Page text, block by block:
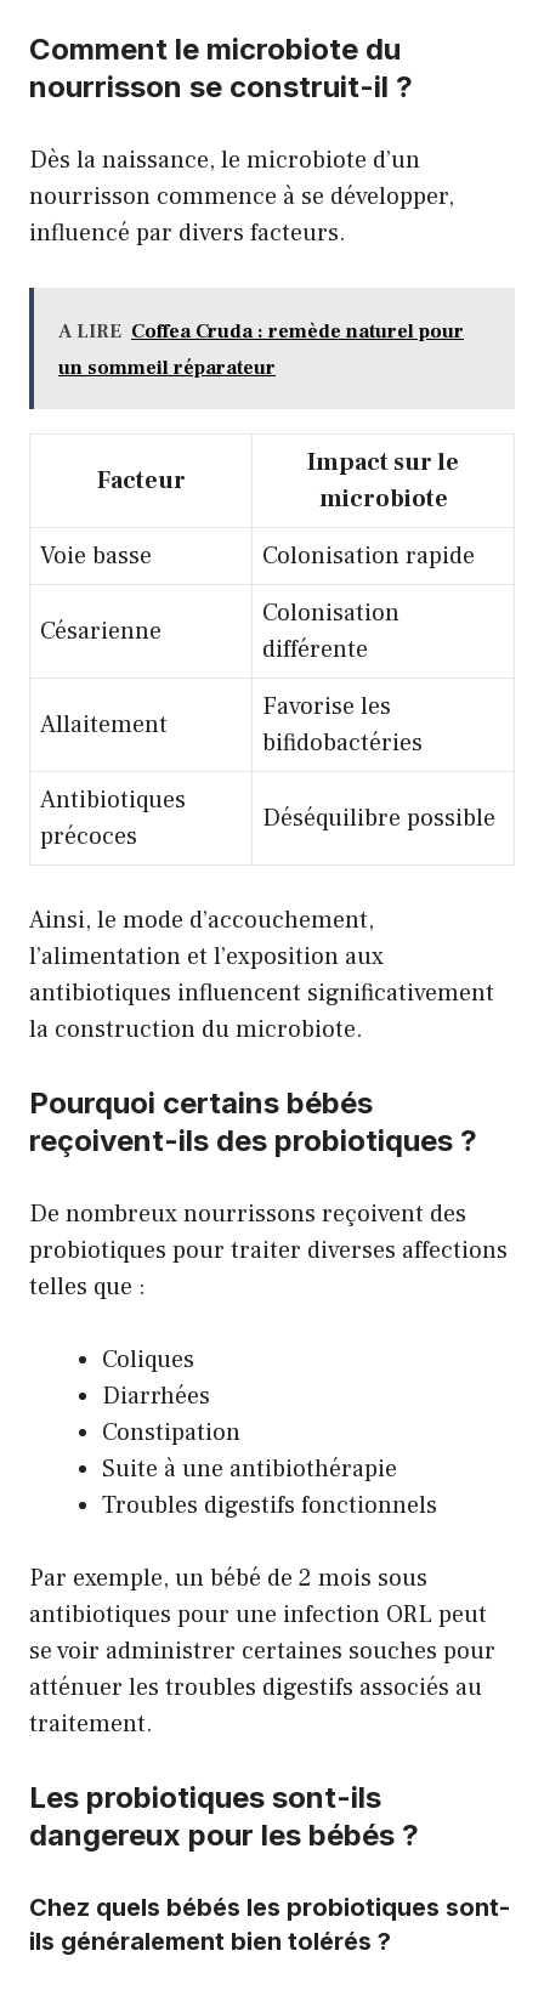
Comment le microbiote du
nourrisson se construit-il ?
Dès la naissance, le microbiote d’un
nourrisson commence à se développer,
influencé par divers facteurs.
A LIRE Coffea Cruda : remède naturel pour
un sommeil réparateur
Facteur
Impact sur le
microbiote
Voie basse
Colonisation rapide
Césarienne
Colonisation
différente
Allaitement
Favorise les
bifidobactéries
Antibiotiques
précoces
Déséquilibre possible
Ainsi, le mode d’accouchement,
l’alimentation et l’exposition aux
antibiotiques influencent significativement
la construction du microbiote.
Pourquoi certains bébés
reçoivent-ils des probiotiques ?
De nombreux nourrissons reçoivent des
probiotiques pour traiter diverses affections
telles que :
Coliques
Diarrhées
Constipation
Suite à une antibiothérapie
Troubles digestifs fonctionnels
Par exemple, un bébé de 2 mois sous
antibiotiques pour une infection ORL peut
se voir administrer certaines souches pour
atténuer les troubles digestifs associés au
traitement.
Les probiotiques sont-ils
dangereux pour les bébés ?
Chez quels bébés les probiotiques sont-
ils généralement bien tolérés ?